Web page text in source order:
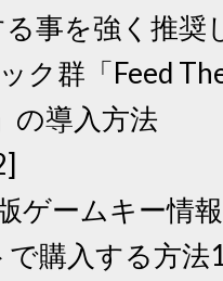
事を強く推奨
ク群「Feed
の導入方法
ゲームキー情
購入する方法